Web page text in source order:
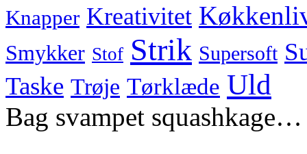
Knapper Kreativitet
Smykker Stof Strik Supersoft
Taske Trøje Tørklæde Uld
Bag svampet squashkage…